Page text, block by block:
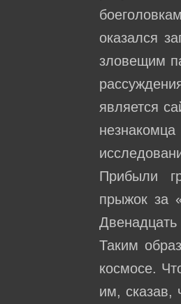
оказался
зловещим
является
Прибыли
прыжок за
Таким
космосе.
им, сказав,